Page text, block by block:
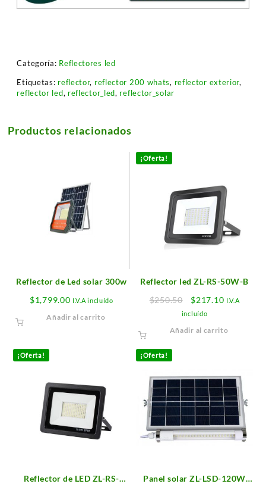
Categoría: Reflectores led
Etiquetas: reflector, reflector 200 whats, reflector exterior,
reflector led, reflector_led, reflector_solar
Productos relacionados
Reflector de Led solar 300w
$1,799.00 I.V.A incluído
Añadir al carrito
¡Oferta!
Reflector led ZL-RS-50W-B
$250.50
Original
price
$217.10Current
I.V.A
incluído
Añadir al carrito
¡Oferta!
Reflector de LED ZL-RS-
¡Oferta!
Panel solar ZL-LSD-120W